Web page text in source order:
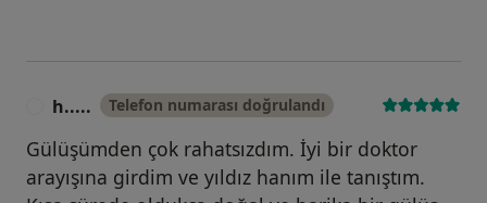
h..... Telefon numarası doğrulandı
Gülüşümden çok rahatsızdım. İyi bir doktor
arayışına girdim ve yıldız hanım ile tanıştım.